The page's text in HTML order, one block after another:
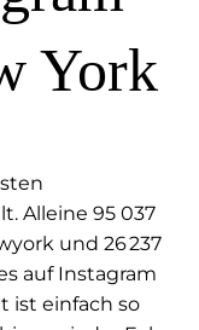
York
Alleine 95 037
und 26 237
auf Instagram
ist einfach so